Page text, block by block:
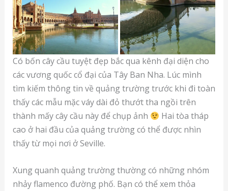
Có bốn cây cầu tuyệt đẹp bắc qua kênh đại diện cho
các vương quốc cổ đại của Tây Ban Nha. Lúc mình
tìm kiếm thông tin về quảng trường trước khi đi toàn
thấy các mẫu mặc váy dài đỏ thướt tha ngồi trên
thành mấy cây cầu này để chụp ảnh
Hai tòa tháp
cao ở hai đầu của quảng trường có thể được nhìn
thấy từ mọi nơi ở Seville.
Xung quanh quảng trường thường có những nhóm
nhảy flamenco đường phố. Bạn có thể xem thỏa